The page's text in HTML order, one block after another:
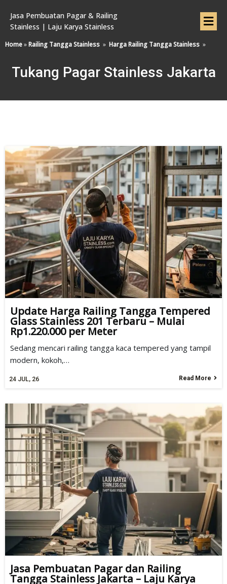
Jasa Pembuatan Pagar & Railing
Stainless | Laju Karya Stainless
Home»Railing Tangga Stainless » Harga Railing Tangga Stainless »
Tukang Pagar Stainless Jakarta
Update Harga Railing Tangga Tempered
Glass Stainless 201 Terbaru – Mulai
Rp1.220.000 per Meter
24 JUL, 26
Sedang mencari railing tangga kaca tempered yang tampil
modern, kokoh,…
Read More
Jasa Pembuatan Pagar dan Railing
Tangga Stainless Jakarta – Laju Karya